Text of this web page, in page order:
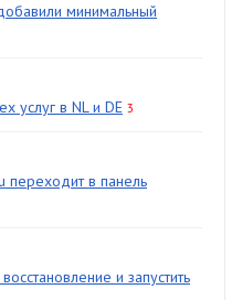
минимальный
услуг в NL и DE 3
переходит в панель
и запустить